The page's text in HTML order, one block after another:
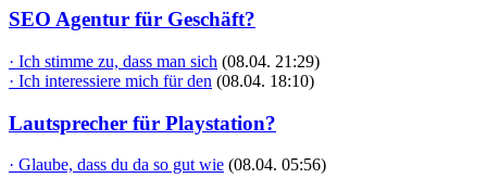
SEO Agentur für Geschäft?
· Ich stimme zu, dass man sich (08.04. 21:29)
· Ich interessiere mich für den (08.04. 18:10)
Lautsprecher für Playstation?
· Glaube, dass du da so gut wie (08.04. 05:56)